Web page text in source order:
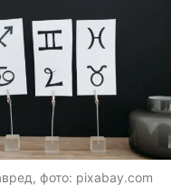
фото: pixabay.com